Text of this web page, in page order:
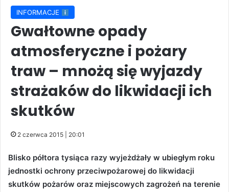
INFORMACJE
Gwałtowne opady
atmosferyczne i pożary
traw – mnożą się wyjazdy
strażaków do likwidacji ich
skutków
2 czerwca 2015 | 20:01
Blisko półtora tysiąca razy wyjeżdżały w ubiegłym roku
jednostki ochrony przeciwpożarowej do likwidacji
skutków pożarów oraz miejscowych zagrożeń na terenie